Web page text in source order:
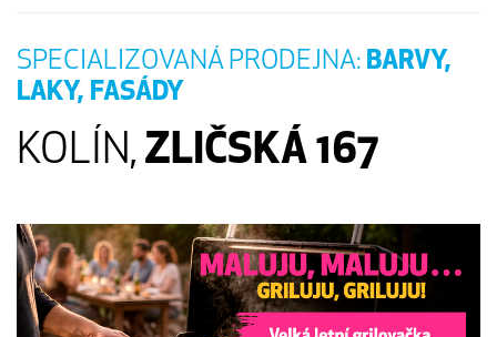
SPECIALIZOVANÁ PRODEJNA: BARVY,
LAKY, FASÁDY
KOLÍN, ZLIČSKÁ 167